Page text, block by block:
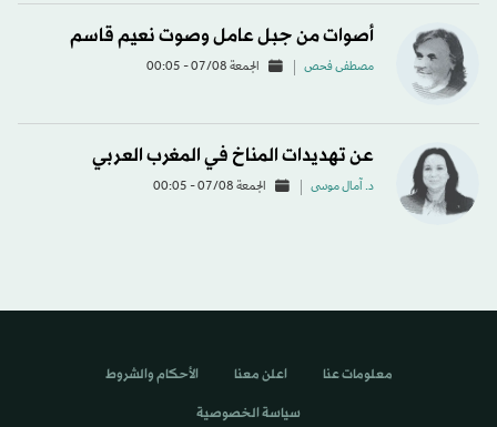
أصوات من جبل عامل وصوت نعيم قاسم
مصطفى فحص الجمعة 07/08 - 00:05
عن تهديدات المناخ في المغرب العربي
د. آمال موسى الجمعة 07/08 - 00:05
معلومات عنا اعلن معنا الأحكام والشروط
سياسة الخصوصية